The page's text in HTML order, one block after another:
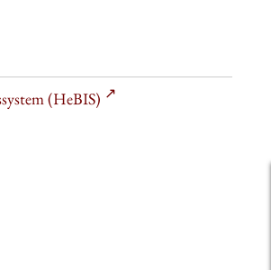
(HeBIS)